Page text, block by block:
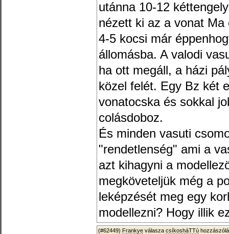
utánna 10-12
nézett ki az a vonat
4-5 kocsi már
állomásba. A valodi
ha ott megáll, a házi
közel felét. Egy Bz két
vonatocska és sokkal
colásdoboz.
És minden vasuti
"rendetlenség" ami a
azt kihagyni a
megköveteljük még a
leképzését meg egy
modellezni? Hogy illik
(#62449) Frankye válasza csíkosháTTú